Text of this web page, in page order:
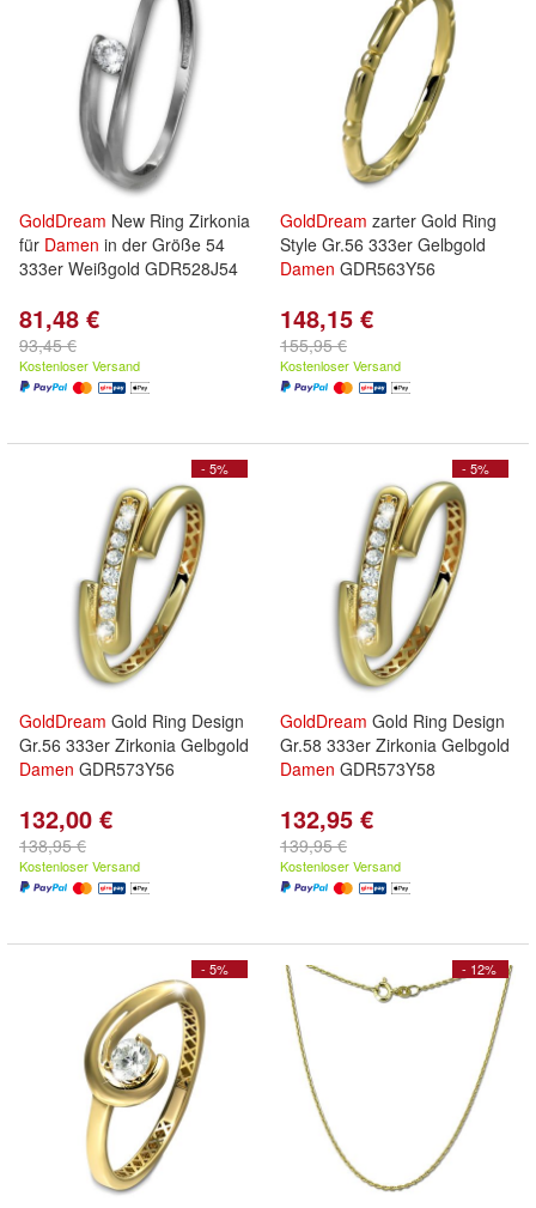
GoldDream New Ring Zirkonia
für Damen in der Größe 54
333er Weißgold GDR528J54
81,48 €
93,45 €
Kostenloser Versand
GoldDream zarter Gold Ring
Style Gr.56 333er Gelbgold
Damen GDR563Y56
148,15 €
155,95 €
Kostenloser Versand
- 5%
GoldDream Gold Ring Design
Gr.56 333er Zirkonia Gelbgold
Damen GDR573Y56
132,00 €
138,95 €
Kostenloser Versand
- 5%
GoldDream Gold Ring Design
Gr.58 333er Zirkonia Gelbgold
Damen GDR573Y58
132,95 €
139,95 €
Kostenloser Versand
- 5% - 12%